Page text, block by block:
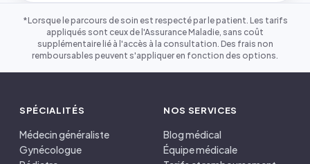
*Lorsque le parcours de soin est respecté par le patient. Les tarifs
appliqués sont ceux de l'Assurance Maladie, sans coût
supplémentaire lié à l'accès à la consultation. Des frais non
remboursables peuvent s'appliquer en fonction des options.
SPÉCIALITÉS
Médecin généraliste
Gynécologue
NOS SERVICES
Blog médical
Équipe médicale